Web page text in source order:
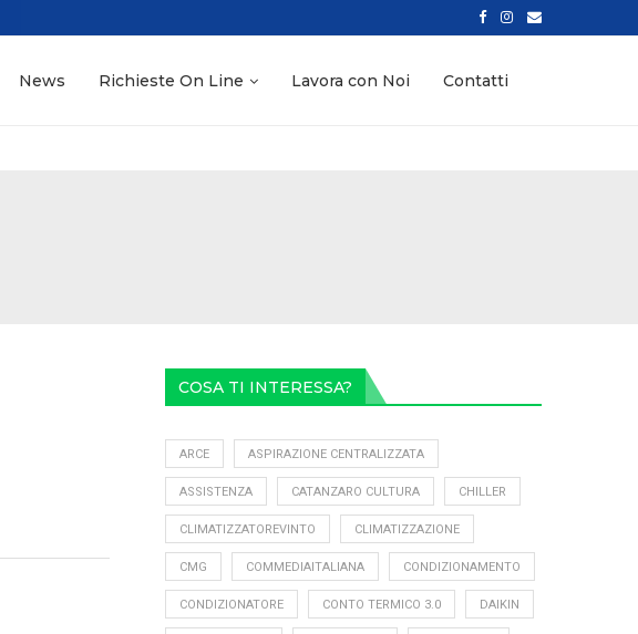
SANIFICAZIONE AMBIENTI CON OZONO PER AZIENDE E NEGOZI
News Richieste On Line Lavora con Noi Contatti
COSA TI INTERESSA?
ARCE ASPIRAZIONE CENTRALIZZATA
ASSISTENZA CATANZARO CULTURA CHILLER
CLIMATIZZATOREVINTO CLIMATIZZAZIONE
CMG COMMEDIAITALIANA CONDIZIONAMENTO
CONDIZIONATORE CONTO TERMICO 3.0 DAIKIN